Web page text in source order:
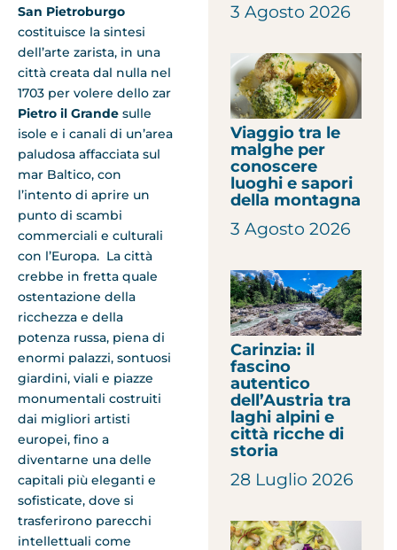
San Pietroburgo
costituisce la sintesi
dell’arte zarista, in una
città creata dal nulla nel
1703 per volere dello zar
Pietro il Grande sulle
isole e i canali di un’area
paludosa affacciata sul
mar Baltico, con
l’intento di aprire un
punto di scambi
commerciali e culturali
con l’Europa. La città
crebbe in fretta quale
ostentazione della
ricchezza e della
potenza russa, piena di
enormi palazzi, sontuosi
giardini, viali e piazze
monumentali costruiti
dai migliori artisti
europei, fino a
diventarne una delle
capitali più eleganti e
sofisticate, dove si
trasferirono parecchi
intellettuali come
3 Agosto 2026
Viaggio tra le
malghe per
conoscere
luoghi e sapori
della montagna
3 Agosto 2026
Carinzia: il
fascino
autentico
dell’Austria tra
laghi alpini e
città ricche di
storia
28 Luglio 2026